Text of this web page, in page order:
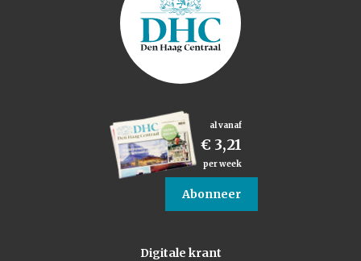
al vanaf
€ 3,21
per week
Abonneer
Digitale krant